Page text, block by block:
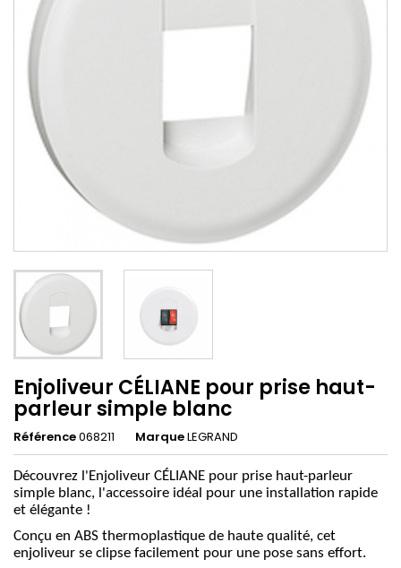
Enjoliveur CÉLIANE pour prise haut-
parleur simple blanc
Référence068211 MarqueLEGRAND
Découvrez l'Enjoliveur CÉLIANE pour prise haut-parleur
simple blanc, l'accessoire idéal pour une installation rapide
et élégante !
Conçu en ABS thermoplastique de haute qualité, cet
enjoliveur se clipse facilement pour une pose sans effort.